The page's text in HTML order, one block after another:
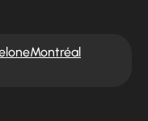
Montréal